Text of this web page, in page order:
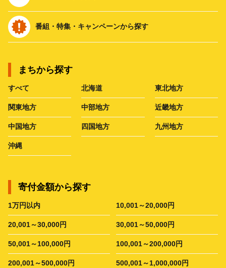
番組・特集・キャンペーンから探す
まちから探す
すべて 北海道 東北地方
関東地方 中部地方 近畿地方
中国地方 四国地方 九州地方
沖縄
寄付金額から探す
1万円以内 10,001～20,000円
20,001～30,000円 30,001～50,000円
50,001～100,000円 100,001～200,000円
200,001～500,000円 500,001～1,000,000円